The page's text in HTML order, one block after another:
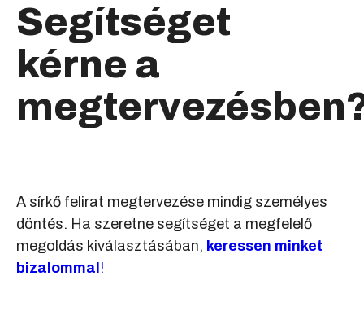
Segítséget
kérne a
A sírkő felirat megtervezése mindig személyes
döntés. Ha szeretne segítséget a megfelelő
megoldás kiválasztásában, keressen minket
bizalommal !